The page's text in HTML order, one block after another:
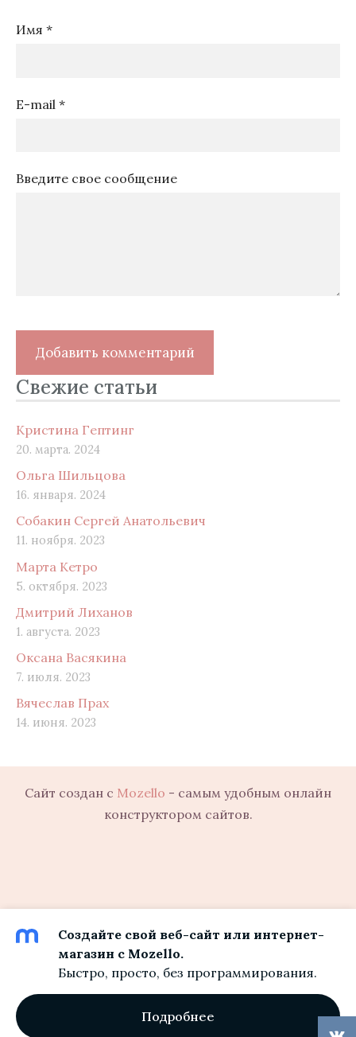
Свежие статьи
Кристина Гептинг
20. марта. 2024
Ольга Шильцова
16. января. 2024
Собакин Сергей Анатольевич
11. ноября. 2023
Марта Кетро
5. октября. 2023
Дмитрий Лиханов
1. августа. 2023
Оксана Васякина
7. июля. 2023
Вячеслав Прах
14. июня. 2023
Имя *
E-mail *
Введите свое сообщение
Сайт создан с Mozello - самым удобным онлайн
конструктором сайтов.
Создайте свой веб-сайт или интернет-
магазин с Mozello.
Быстро, просто, без программирования.
Подробнее